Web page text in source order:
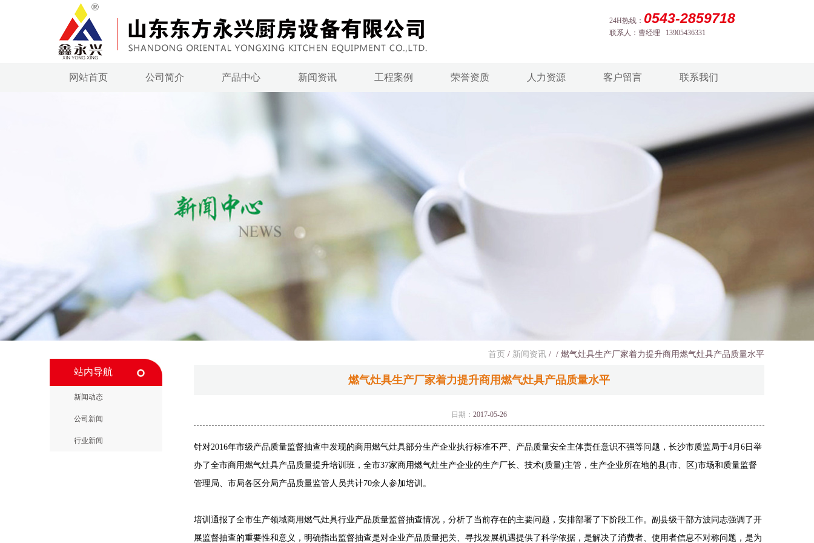
24H热线： 0543-2859718
联系人：曹经理 13905436331
网站首页 公司简介 产品中心 新闻资讯 工程案例 荣誉资质 人力资源 客户留言 联系我们
站内导航
新闻动态
公司新闻
行业新闻
首页 / 新闻资讯 / / 燃气灶具生产厂家着力提升商用燃气灶具产品质量水平
燃气灶具生产厂家着力提升商用燃气灶具产品质量水平
日期： 2017-05-26
针对2016年市级产品质量监督抽查中发现的商用燃气灶具部分生产企业执行标准不严、产品质量安全主体责任意识不强等问题，长沙市质监局于4月6日举
办了全市商用燃气灶具产品质量提升培训班，全市37家商用燃气灶生产企业的生产厂长、技术(质量)主管，生产企业所在地的县(市、区)市场和质量监督
管理局、市局各区分局产品质量监管人员共计70余人参加培训。
培训通报了全市生产领域商用燃气灶具行业产品质量监督抽查情况，分析了当前存在的主要问题，安排部署了下阶段工作。副县级干部方波同志强调了开
展监督抽查的重要性和意义，明确指出监督抽查是对企业产品质量把关、寻找发展机遇提供了科学依据，是解决了消费者、使用者信息不对称问题，是为